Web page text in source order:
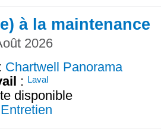
à la maintenance
2026
: Chartwell Panorama
: Laval
disponible
Entretien